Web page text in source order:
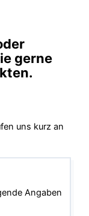
gerne
uns kurz an
Angaben